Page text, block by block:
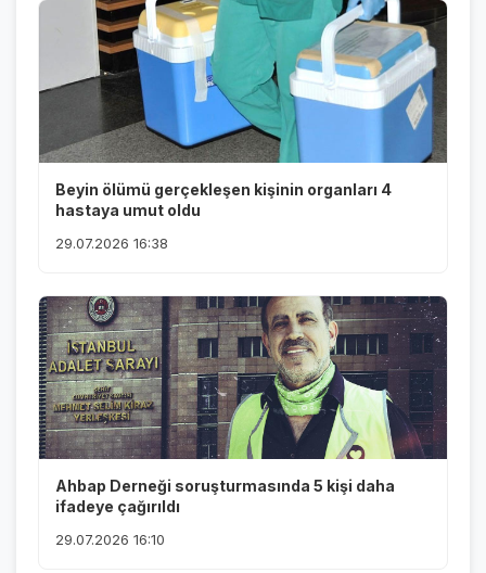
Beyin ölümü gerçekleşen kişinin organları 4
hastaya umut oldu
29.07.2026 16:38
Ahbap Derneği soruşturmasında 5 kişi daha
ifadeye çağırıldı
29.07.2026 16:10